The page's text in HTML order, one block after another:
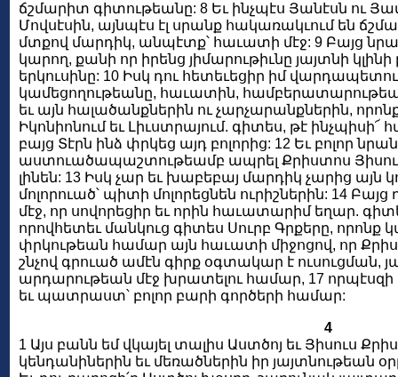
ճշմարիտ գիտութեանը: 8 Եւ ինչպէս Յանէսն ու
Մովսէսին, այնպէս էլ սրանք հակառակւում են
մտքով մարդիկ, անպէտք՝ հաւատի մէջ: 9 Բայց
կարող, քանի որ իրենց յիմարութիւնը յայտնի կլինի
երկուսինը: 10 Իսկ դու հետեւեցիր իմ
կամեցողութեանը, հաւատին,
եւ այն հալածանքներին ու չարչարանքներին,
Իկոնիոնում եւ Լիւստրայում. գիտես, թէ
բայց Տէրն ինձ փրկեց այդ բոլորից: 12 Եւ բոլոր
աստուածապաշտութեամբ ապրել Քրիստոս
լինեն: 13 Իսկ չար եւ խաբեբայ մարդիկ չարից այն
մոլորուած՝ պիտի մոլորեցնեն ուրիշներին: 14
մէջ, որ սովորեցիր եւ որին հաւատարիմ եղար.
որովհետեւ մանկուց գիտես Սուրբ Գրքերը, որոնք
փրկութեան համար այն հաւատի միջոցով, որ
շնչով գրուած ամէն գիրք օգտակար է ուսուցման,
արդարութեան մէջ խրատելու համար, 17
եւ պատրաստ՝ բոլոր բարի գործերի համար:
4
1 Այս բանն եմ վկայել տալիս Աստծոյ եւ Յիսուս
կենդանիներին եւ մեռածներին իր յայտնութեան